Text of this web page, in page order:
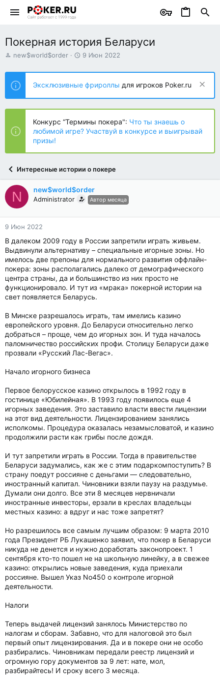
Покерная история Беларуси
А
т
о
р
т
е
ы
new$world$order
Д
т
н
а
ч
л
а
9 Июн 2022
Эксклюзивные фрироллы для игроков Poker.ru
Конкурс “Термины покера": Что ты знаешь о
любимой игре? Участвуй в конкурсе и выигрывай
призы!
Интересные истории о покере
N new$world$order
Administrator Автор месяца
9 Июн 2022
В далеком 2009 году в России запретили играть живьем.
Выдвинули альтернативу – специальные игорные зоны. Но
имелось две препоны для нормального развития оффлайн-
покера: зоны располагались далеко от демографического
центра страны, да и большинство из них просто не
функционировало. И тут из «мрака» покерной истории на
свет появляется Беларусь.
В Минске разрешалось играть, там имелись казино
европейского уровня. До Беларуси относительно легко
добраться – проще, чем до игорных зон. И туда началось
паломничество российских профи. Столицу Беларуси даже
прозвали «Русский Лас-Вегас».
Начало игорного бизнеса
Первое белорусское казино открылось в 1992 году в
гостинице «Юбилейная». В 1993 году появилось еще 4
игорных заведения. Это заставило власти ввести лицензии
на этот вид деятельности. Лицензированием занялись
исполкомы. Процедура оказалась незамысловатой, и казино
продолжили расти как грибы после дождя.
И тут запретили играть в России. Тогда в правительстве
Беларуси задумались, как же с этим подаркомпоступить? В
страну поедут россияне с деньгами — следовательно,
иностранный капитал. Чиновники взяли паузу на раздумье.
Думали они долго. Все эти 8 месяцев нервничали
иностранные инвесторы, ерзали в креслах владельцы
местных казино: а вдруг и нас тоже запретят?
Но разрешилось все самым лучшим образом: 9 марта 2010
года Президент РБ Лукашенко заявил, что покер в Беларуси
никуда не денется и нужно доработать законопроект. 1
сентября кто-то пошел не на школьную линейку, а в свежее
казино: открылись новые заведения, куда приехали
россияне. Вышел Указ No450 о контроле игорной
деятельности.
Налоги
Теперь выдачей лицензий занялось Министерство по
налогам и сборам. Забавно, что для налоговой это был
первый опыт лицензирования. Да и в покере они не особо
разбирались. Чиновникам передали реестр лицензий и
огромную гору документов за 9 лет: нате, мол,
разбирайтесь! И сроку всего 3 месяца.